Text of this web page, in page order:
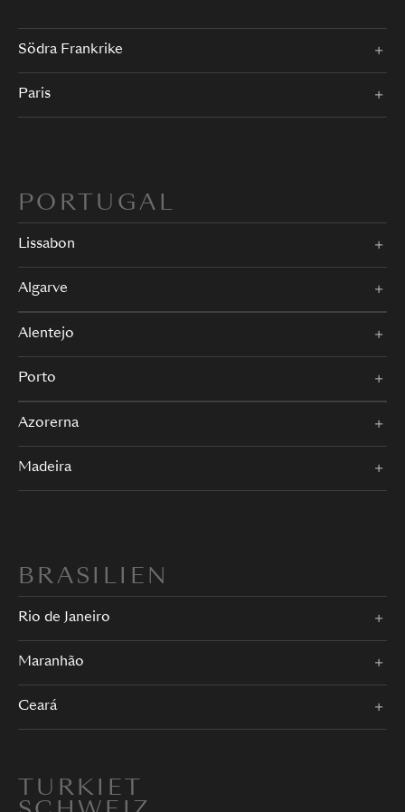
Södra Frankrike
Paris
PORTUGAL
Lissabon
Algarve
Alentejo
Porto
Azorerna
Madeira
BRASILIEN
Rio de Janeiro
Maranhão
Ceará
TURKIET